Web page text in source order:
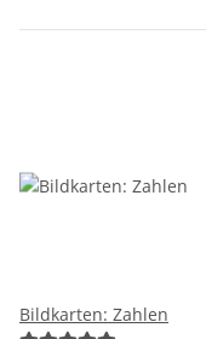
Bildkarten: Zahlen